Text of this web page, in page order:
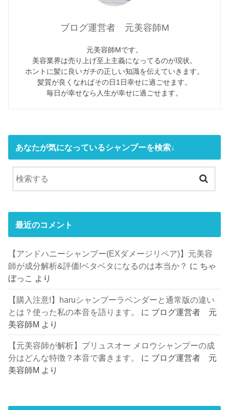
ブログ運営者 元美容師M
元美容師Mです。
美容業界は売り上げ至上主義になってるのが現状。
ホントに髪に良いガチの正しい知識を伝えていきます。
髪質が良くなればその日1日幸せに過ごせます。
毎日が幸せなら人生が幸せに過ごせます。
あなたが気になっているシャンプーを検索↓
最近のコメント
【アンドハニーシャンプー(EXダメージリペア)】元美容
師が成分解析&評価!ベタベタになるのは本当か？ に ちゃ
ぼっこ より
【購入注意!】haruシャンプーラベンダーと通常版の違い
とは？使った私の本音を語ります。
に ブログ運営者 元
美容師M より
【元美容師が解析】プリュスオー メロウシャンプーの成
分はどんな特徴？本音で書きます。
に ブログ運営者 元
美容師M より